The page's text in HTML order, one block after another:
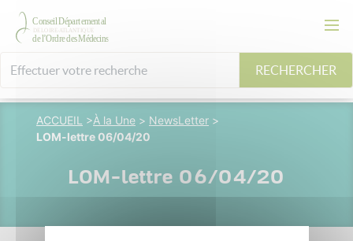
RECHERCHER
ACCUEIL >À la Une > NewsLetter >
LOM-lettre 06/04/20
LOM-lettre 06/04/20